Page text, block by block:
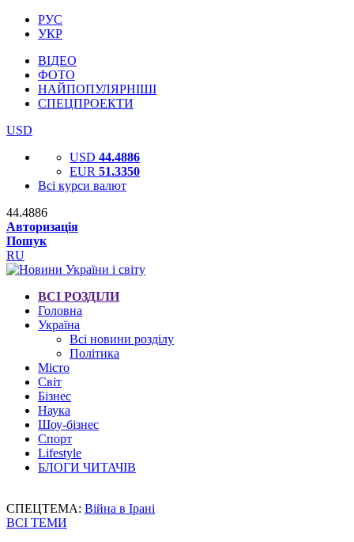
РУС
УКР
ВІДЕО
ФОТО
НАЙПОПУЛЯРНІШІ
СПЕЦПРОЕКТИ
USD
USD 44.4886
EUR 51.3350
Всі курси валют
44.4886
Авторизація
Пошук
RU
ВСІ РОЗДІЛИ
Головна
Україна
Всі новини розділу
Політика
Місто
Світ
Бізнес
Наука
Шоу-бізнес
Спорт
Lifestyle
БЛОГИ ЧИТАЧІВ
СПЕЦТЕМА: Війна в Ірані
ВСІ ТЕМИ